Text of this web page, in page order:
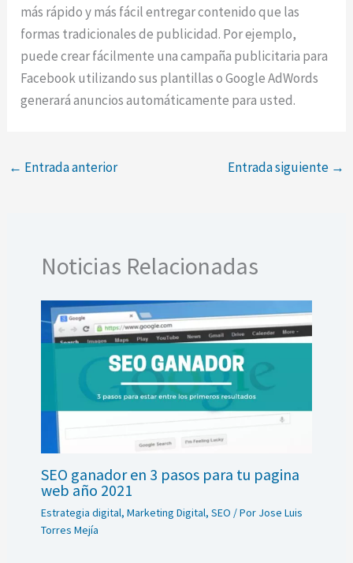
más rápido y más fácil entregar contenido que las
formas tradicionales de publicidad. Por ejemplo,
puede crear fácilmente una campaña publicitaria para
Facebook utilizando sus plantillas o Google AdWords
generará anuncios automáticamente para usted.
← Entrada anterior Entrada siguiente →
Noticias Relacionadas
SEO ganador en 3 pasos para tu pagina
web año 2021
Estrategia digital, Marketing Digital, SEO / Por Jose Luis
Torres Mejía